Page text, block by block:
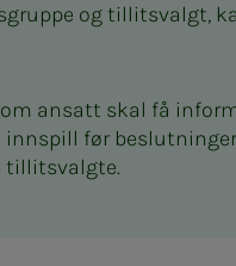
og tillitsvalgt,
ansatt skal få
før
tillitsvalgte.